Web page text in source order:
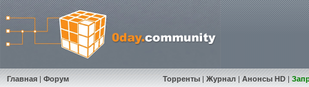
Главная | Форум Торренты |Журнал |Анонсы HD |